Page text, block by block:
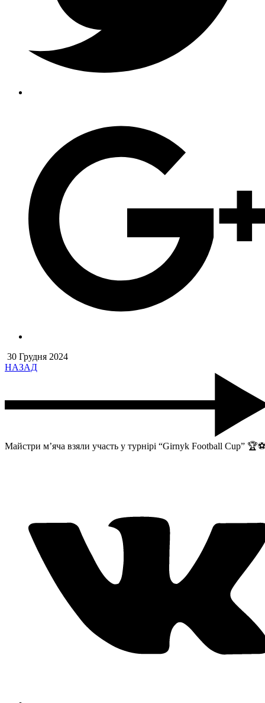
30 Грудня 2024
НАЗАД
Майстри м’яча взяли участь у турнірі “Girnyk Football Cup”